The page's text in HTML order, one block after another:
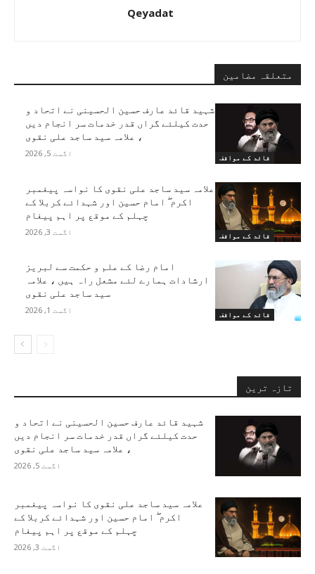
Qeyadat
متعلقہ مضامین
قائد کے مواقف
شہید قائد عارف حسین الحسینی نے اتحاد و
حدت کیلئے گراں قدر خدمات سر انجام دیں
، علامہ سید ساجد علی نقوی
اگست 5, 2026
قائد کے مواقف
علامہ سید ساجد علی نقوی کا نواسہ پیغمبر
اکرم ۖ امام حسین اور شہدائے کربلا کے
چہلم کے موقع پر اہم پیغام
اگست 3, 2026
قائد کے مواقف
امام رضا کے علم و حکمت سے لبریز
ارشادات ہمارے لئے مشعل راہ ہیں ، علامہ
سید ساجد علی نقوی
اگست 1, 2026
تازہ ترین
شہید قائد عارف حسین الحسینی نے اتحاد و
حدت کیلئے گراں قدر خدمات سر انجام دیں
، علامہ سید ساجد علی نقوی
اگست 5, 2026
علامہ سید ساجد علی نقوی کا نواسہ پیغمبر
اکرم ۖ امام حسین اور شہدائے کربلا کے
چہلم کے موقع پر اہم پیغام
اگست 3, 2026